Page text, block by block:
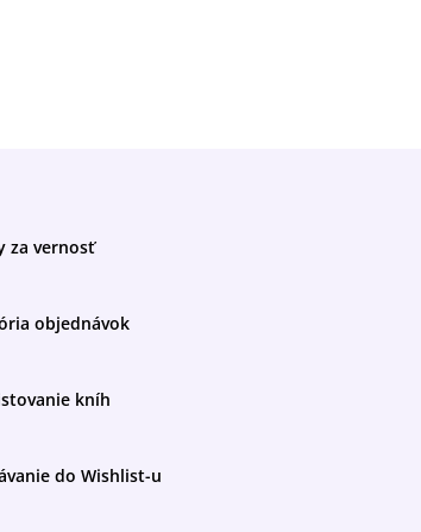
za vernosť
objednávok
kníh
do Wishlist-u